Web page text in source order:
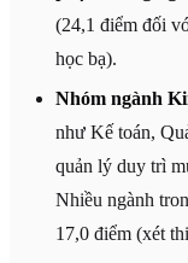
(24,1 điểm đối
học bạ).
Nhóm ngành
như Kế toán,
quản lý duy trì
Nhiều ngành
17,0 điểm (xét